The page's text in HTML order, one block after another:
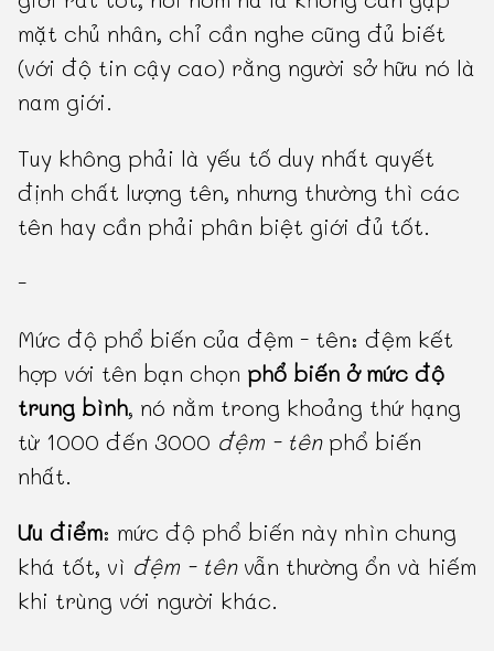
mặt chủ nhân, chỉ cần nghe cũng đủ biết
(với độ tin cậy cao) rằng người sở hữu nó là
nam giới.
Tuy không phải là yếu tố duy nhất quyết
định chất lượng tên, nhưng thường thì các
tên hay cần phải phân biệt giới đủ tốt.
-
Mức độ phổ biến của đệm - tên: đệm kết
hợp với tên bạn chọn phổ biến ở mức độ
trung bình, nó nằm trong khoảng thứ hạng
từ 1000 đến 3000 đệm - tênphổ biến
nhất.
Ưu điểm: mức độ phổ biến này nhìn chung
khá tốt, vì đệm - tênvẫn thường ổn và hiếm
khi trùng với người khác.